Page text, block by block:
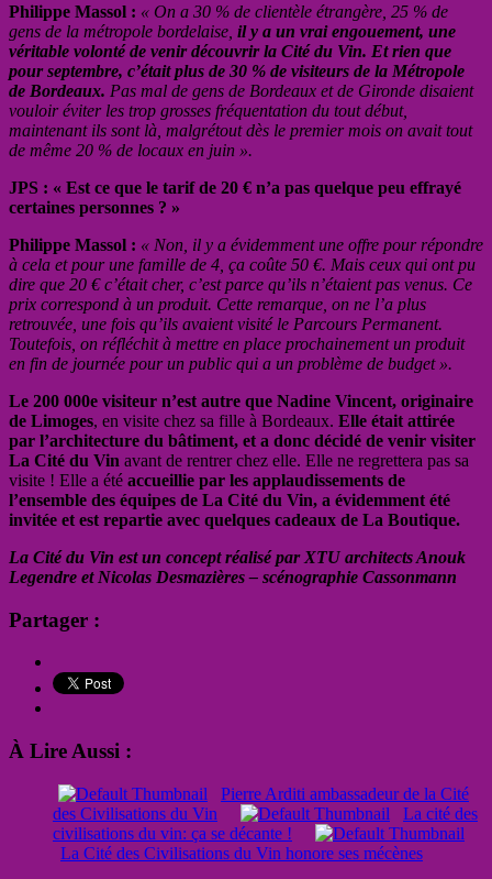
Philippe Massol : « On a 30 % de clientèle étrangère, 25 % de
gens de la métropole bordelaise, il y a un vrai engouement, une
véritable volonté de venir découvrir la Cité du Vin. Et rien que
pour septembre, c’était plus de 30 % de visiteurs de la Métropole
de Bordeaux. Pas mal de gens de Bordeaux et de Gironde disaient
vouloir éviter les trop grosses fréquentation du tout début,
maintenant ils sont là, malgrétout dès le premier mois on avait tout
de même 20 % de locaux en juin ».
JPS : « Est ce que le tarif de 20 € n’a pas quelque peu effrayé
certaines personnes ? »
Philippe Massol : « Non, il y a évidemment une offre pour répondre
à cela et pour une famille de 4, ça coûte 50 €. Mais ceux qui ont pu
dire que 20 € c’était cher, c’est parce qu’ils n’étaient pas venus. Ce
prix correspond à un produit. Cette remarque, on ne l’a plus
retrouvée, une fois qu’ils avaient visité le Parcours Permanent.
Toutefois, on réfléchit à mettre en place prochainement un produit
en fin de journée pour un public qui a un problème de budget ».
Le 200 000e visiteur n’est autre que Nadine Vincent, originaire
de Limoges, en visite chez sa fille à Bordeaux. Elle était attirée
par l’architecture du bâtiment, et a donc décidé de venir visiter
La Cité du Vin avant de rentrer chez elle. Elle ne regrettera pas sa
visite ! Elle a été accueillie par les applaudissements de
l’ensemble des équipes de La Cité du Vin, a évidemment été
invitée et est repartie avec quelques cadeaux de La Boutique.
La Cité du Vin est un concept réalisé par XTU architects Anouk
Legendre et Nicolas Desmazières – scénographie Cassonmann
Partager :
À Lire Aussi :
Pierre Arditi ambassadeur de la Cité
des Civilisations du Vin
La cité des
civilisations du vin: ça se décante !
La Cité des Civilisations du Vin honore ses mécènes